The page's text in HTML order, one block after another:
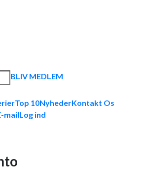
BLIV MEDLEM
Top 10NyhederKontakt Os
mailLog ind